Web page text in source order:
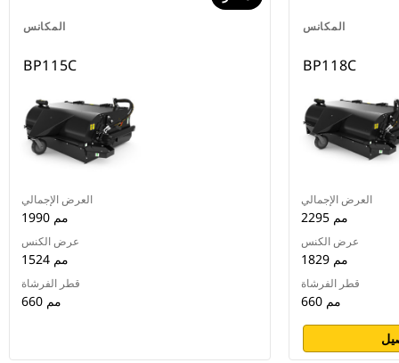
المكانس
BP115C
العرض الإجمالي
1990 مم
عرض الكنس
1524 مم
قطر الفرشاة
660 مم
المكانس
BP118C
العرض الإجمالي
2295 مم
عرض الكنس
1829 مم
قطر الفرشاة
660 مم